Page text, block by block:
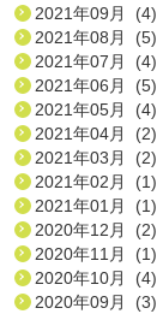
2021年09月 (4)
2021年08月 (5)
2021年07月 (4)
2021年06月 (5)
2021年05月 (4)
2021年04月 (2)
2021年03月 (2)
2021年02月 (1)
2021年01月 (1)
2020年12月 (2)
2020年11月 (1)
2020年10月 (4)
2020年09月 (3)